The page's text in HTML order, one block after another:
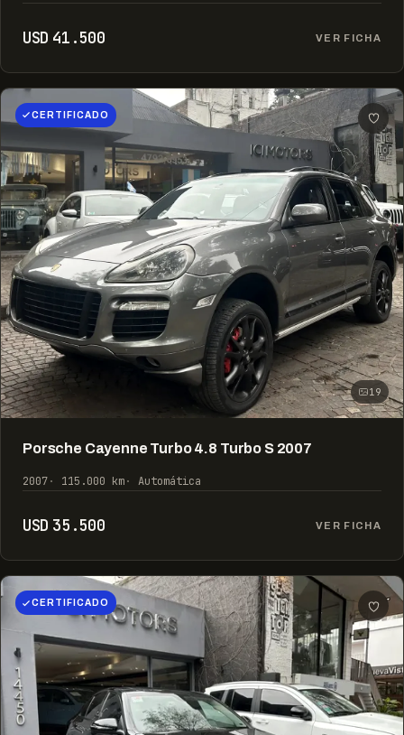
USD 41.500 VER FICHA
CERTIFICADO
19
Porsche Cayenne Turbo 4.8 Turbo S 2007
2007 115.000 km Automática
USD 35.500 VER FICHA
CERTIFICADO